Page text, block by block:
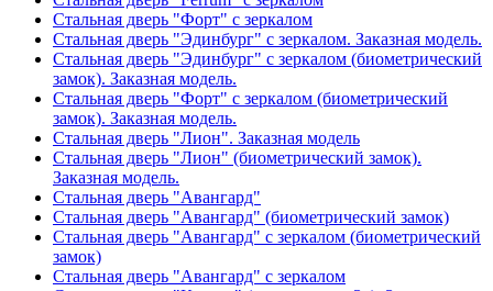
Стальная дверь "Форт" с зеркалом
Стальная дверь "Эдинбург" с зеркалом. Заказная модель.
Стальная дверь "Эдинбург" с зеркалом (биометрический
замок). Заказная модель.
Стальная дверь "Форт" с зеркалом (биометрический
замок). Заказная модель.
Стальная дверь "Лион". Заказная модель
Стальная дверь "Лион" (биометрический замок).
Заказная модель.
Стальная дверь "Авангард"
Стальная дверь "Авангард" (биометрический замок)
Стальная дверь "Авангард" с зеркалом (биометрический
замок)
Стальная дверь "Авангард" с зеркалом